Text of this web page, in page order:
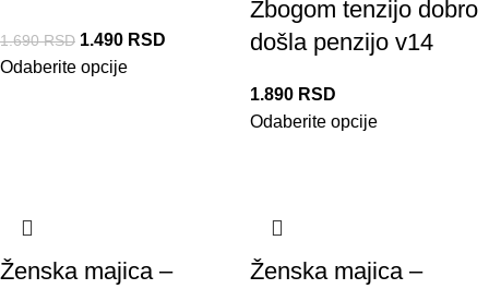
1.690RSD 1.490 RSD
Odaberite opcije
Zbogom tenzijo dobro
došla penzijo v14
1.890 RSD
Odaberite opcije
Ženska majica –
Ženska majica –